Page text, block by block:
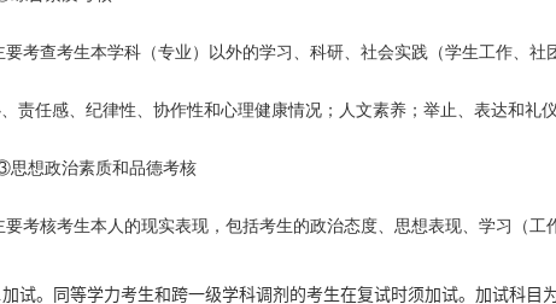
要考查考生本学科（专业）以外的学习、科研、社会实践（学生工作、社
责任感、纪律性、协作性和心理健康情况；人文素养；举止、表达和礼仪
思想政治素质和品德考核
要考核考生本人的现实表现，包括考生的政治态度、思想表现、学习（工
加试。同等学力考生和跨一级学科调剂的考生在复试时须加试。加试科目